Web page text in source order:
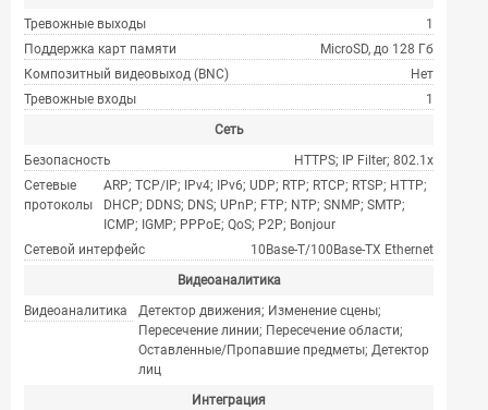
Тревожные выходы
1
Поддержка карт памяти
MicroSD, до 128 Гб
Композитный видеовыход (BNC)
Нет
Тревожные входы
1
Сеть
Безопасность
HTTPS; IP Filter; 802.1x
Сетевые
протоколы
ARP; TCP/IP; IPv4; IPv6; UDP; RTP; RTCP; RTSP; HTTP;
DHCP; DDNS; DNS; UPnP; FTP; NTP; SNMP; SMTP;
ICMP; IGMP; PPPoE; QoS; P2P; Bonjour
Сетевой интерфейс
10Base-T/100Base-TX Ethernet
Видеоаналитика
Видеоаналитика
Детектор движения; Изменение сцены;
Пересечение линии; Пересечение области;
Оставленные/Пропавшие предметы; Детектор
лиц
Интеграция